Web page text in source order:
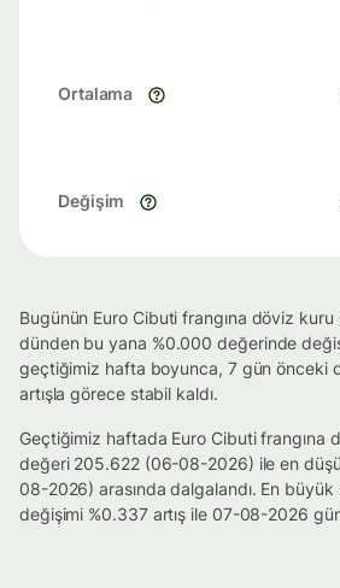
Ortalama
Değişim
Bugünün Euro Cibuti frangına döviz
dünden bu yana %0.000 değerinde
geçtiğimiz hafta boyunca, 7 gün önceki
artışla görece stabil kaldı.
Geçtiğimiz haftada Euro Cibuti frangına
değeri 205.622 (06-08-2026) ile en
08-2026) arasında dalgalandı. En
değişimi %0.337 artış ile 07-08-2026